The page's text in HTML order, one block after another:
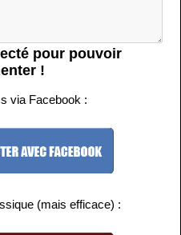
pour pouvoir
!
via Facebook :
(mais efficace) :